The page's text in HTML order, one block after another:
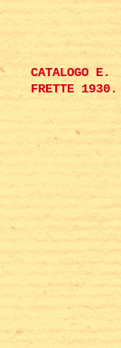
CATALOGO E.
FRETTE 1930.